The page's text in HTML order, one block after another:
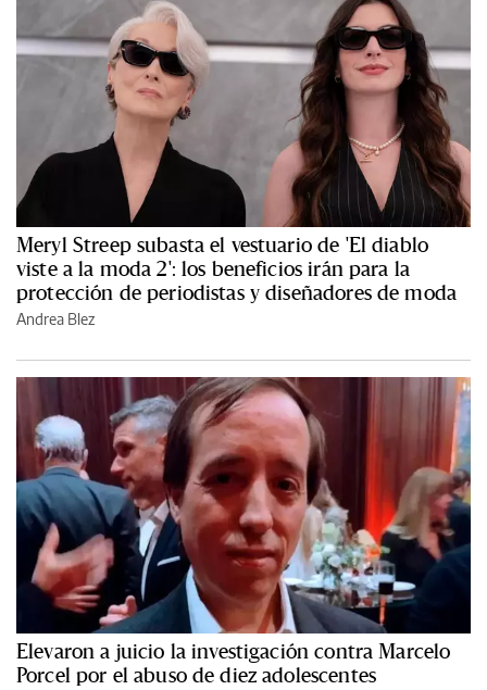
Meryl Streep subasta el vestuario de 'El diablo
viste a la moda 2': los beneficios irán para la
protección de periodistas y diseñadores de moda
Andrea Blez
Elevaron a juicio la investigación contra Marcelo
Porcel por el abuso de diez adolescentes